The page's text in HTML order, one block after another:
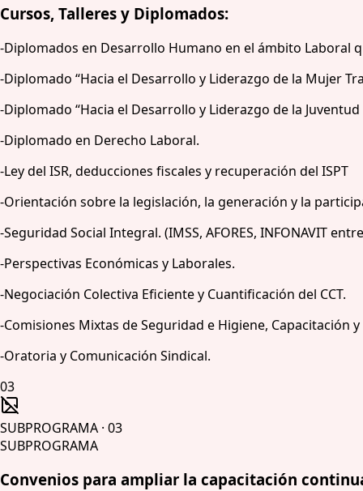
Cursos, Talleres y Diplomados:
-Diplomados en Desarrollo Humano en el ámbito Laboral
-Diplomado “Hacia el Desarrollo y Liderazgo de la Mujer
-Diplomado “Hacia el Desarrollo y Liderazgo de la Juventud
-Diplomado en Derecho Laboral.
-Ley del ISR, deducciones fiscales y recuperación del ISPT
-Orientación sobre la legislación, la generación y la
-Seguridad Social Integral. (IMSS, AFORES, INFONAVIT
-Perspectivas Económicas y Laborales.
-Negociación Colectiva Eficiente y Cuantificación del CCT.
-Comisiones Mixtas de Seguridad e Higiene, Capacitación
-Oratoria y Comunicación Sindical.
03
SUBPROGRAMA · 03
SUBPROGRAMA
Convenios para ampliar la capacitación